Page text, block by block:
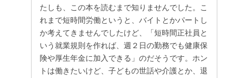
たしも、この本を読むまで知りませんでした。こ
れまで短時間労働というと、バイトとかパートし
か考えてきませんでしたけど、「短時間正社員と
いう就業規則を作れば、週２日の勤務でも健康保
険や厚生年金に加入できる」のだそうです。ホン
トは働きたいけど、子どもの世話や介護とか、退